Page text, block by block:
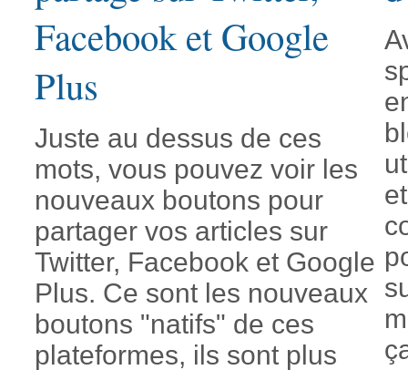
Facebook et Google
Plus
Juste au dessus de ces
mots, vous pouvez voir les
nouveaux boutons pour
partager vos articles sur
Twitter, Facebook et Google
Plus. Ce sont les nouveaux
boutons "natifs" de ces
plateformes, ils sont plus